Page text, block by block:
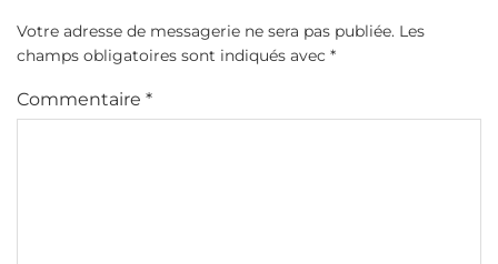
Votre adresse de messagerie ne sera pas publiée. Les
champs obligatoires sont indiqués avec *
Commentaire *